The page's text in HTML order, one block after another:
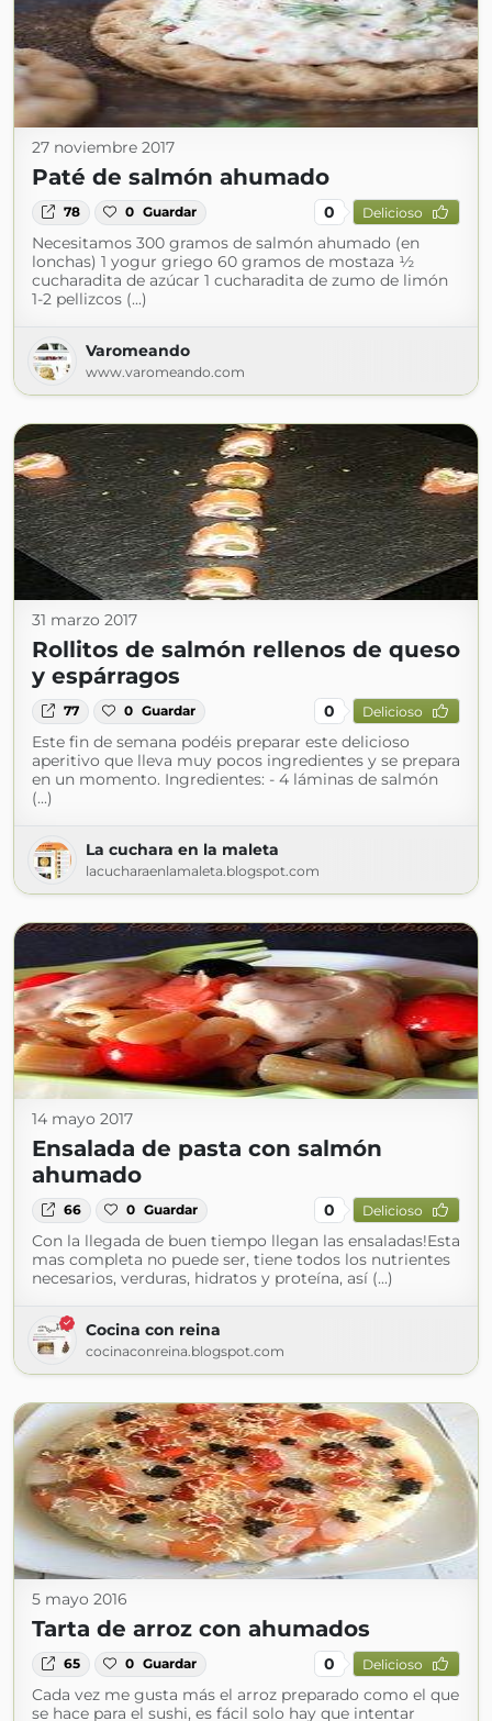
27 noviembre 2017
Paté de salmón ahumado
78 0 Guardar 0 Delicioso
Necesitamos 300 gramos de salmón ahumado (en
lonchas) 1 yogur griego 60 gramos de mostaza ½
cucharadita de azúcar 1 cucharadita de zumo de limón
1-2 pellizcos (...)
Varomeando
www.varomeando.com
31 marzo 2017
Rollitos de salmón rellenos de queso
y espárragos
77 0 Guardar 0 Delicioso
Este fin de semana podéis preparar este delicioso
aperitivo que lleva muy pocos ingredientes y se prepara
en un momento. Ingredientes: - 4 láminas de salmón
(...)
La cuchara en la maleta
lacucharaenlamaleta.blogspot.com
14 mayo 2017
Ensalada de pasta con salmón
ahumado
66 0 Guardar 0 Delicioso
Con la llegada de buen tiempo llegan las ensaladas!Esta
mas completa no puede ser, tiene todos los nutrientes
necesarios, verduras, hidratos y proteína, así (...)
Cocina con reina
cocinaconreina.blogspot.com
5 mayo 2016
Tarta de arroz con ahumados
65 0 Guardar 0 Delicioso
Cada vez me gusta más el arroz preparado como el que
se hace para el sushi, es fácil solo hay que intentar